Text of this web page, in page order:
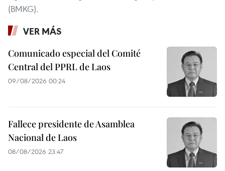
(BMKG).
VER MÁS
Comunicado especial del Comité
Central del PPRL de Laos
09/08/2026 00:24
Fallece presidente de Asamblea
Nacional de Laos
08/08/2026 23:47